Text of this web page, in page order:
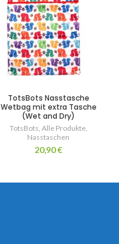
TotsBots Nasstasche
Wetbag mit extra Tasche
(Wet and Dry)
TotsBots, Alle Produkte,
Nasstaschen
20,90€